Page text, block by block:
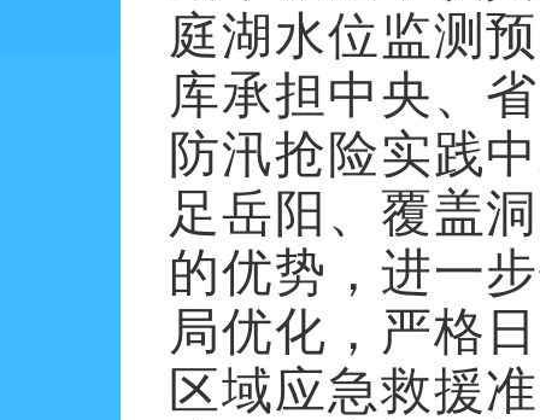
庭湖水位监测
库承担中央、
防汛抢险实践
足岳阳、覆盖
的优势，进一
局优化，严格
区域应急救援